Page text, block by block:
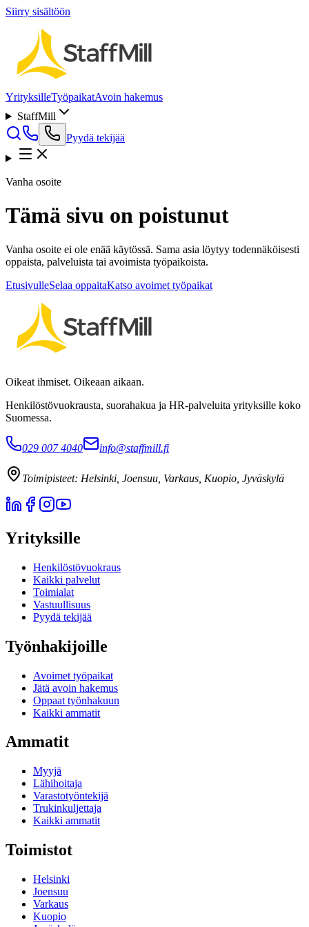
Siirry sisältöön
YrityksilleTyöpaikatAvoin hakemus
StaffMill
Pyydä tekijää
Vanha osoite
Tämä sivu on poistunut
Vanha osoite ei ole enää käytössä. Sama asia löytyy todennäköisesti
oppaista, palveluista tai avoimista työpaikoista.
EtusivulleSelaa oppaitaKatso avoimet työpaikat
Oikeat ihmiset. Oikeaan aikaan.
Henkilöstövuokrausta, suorahakua ja HR-palveluita yrityksille koko
Suomessa.
029 007 4040 info@staffmill.fi
Toimipisteet: Helsinki, Joensuu, Varkaus, Kuopio, Jyväskylä
Yrityksille
Henkilöstövuokraus
Kaikki palvelut
Toimialat
Vastuullisuus
Pyydä tekijää
Työnhakijoille
Avoimet työpaikat
Jätä avoin hakemus
Oppaat työnhakuun
Kaikki ammatit
Ammatit
Myyjä
Lähihoitaja
Varastotyöntekijä
Trukinkuljettaja
Kaikki ammatit
Toimistot
Helsinki
Joensuu
Varkaus
Kuopio